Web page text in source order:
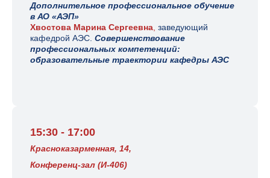
Дополнительное профессиональное обучение
в АО «АЭП»
Хвостова Марина Сергеевна заведующий
кафедрой АЭС. Совершенствование
профессиональных компетенций:
образовательные траектории кафедры АЭС
15:30 - 17:00
Красноказарменная, 14,
Конференц-зал (И-406)